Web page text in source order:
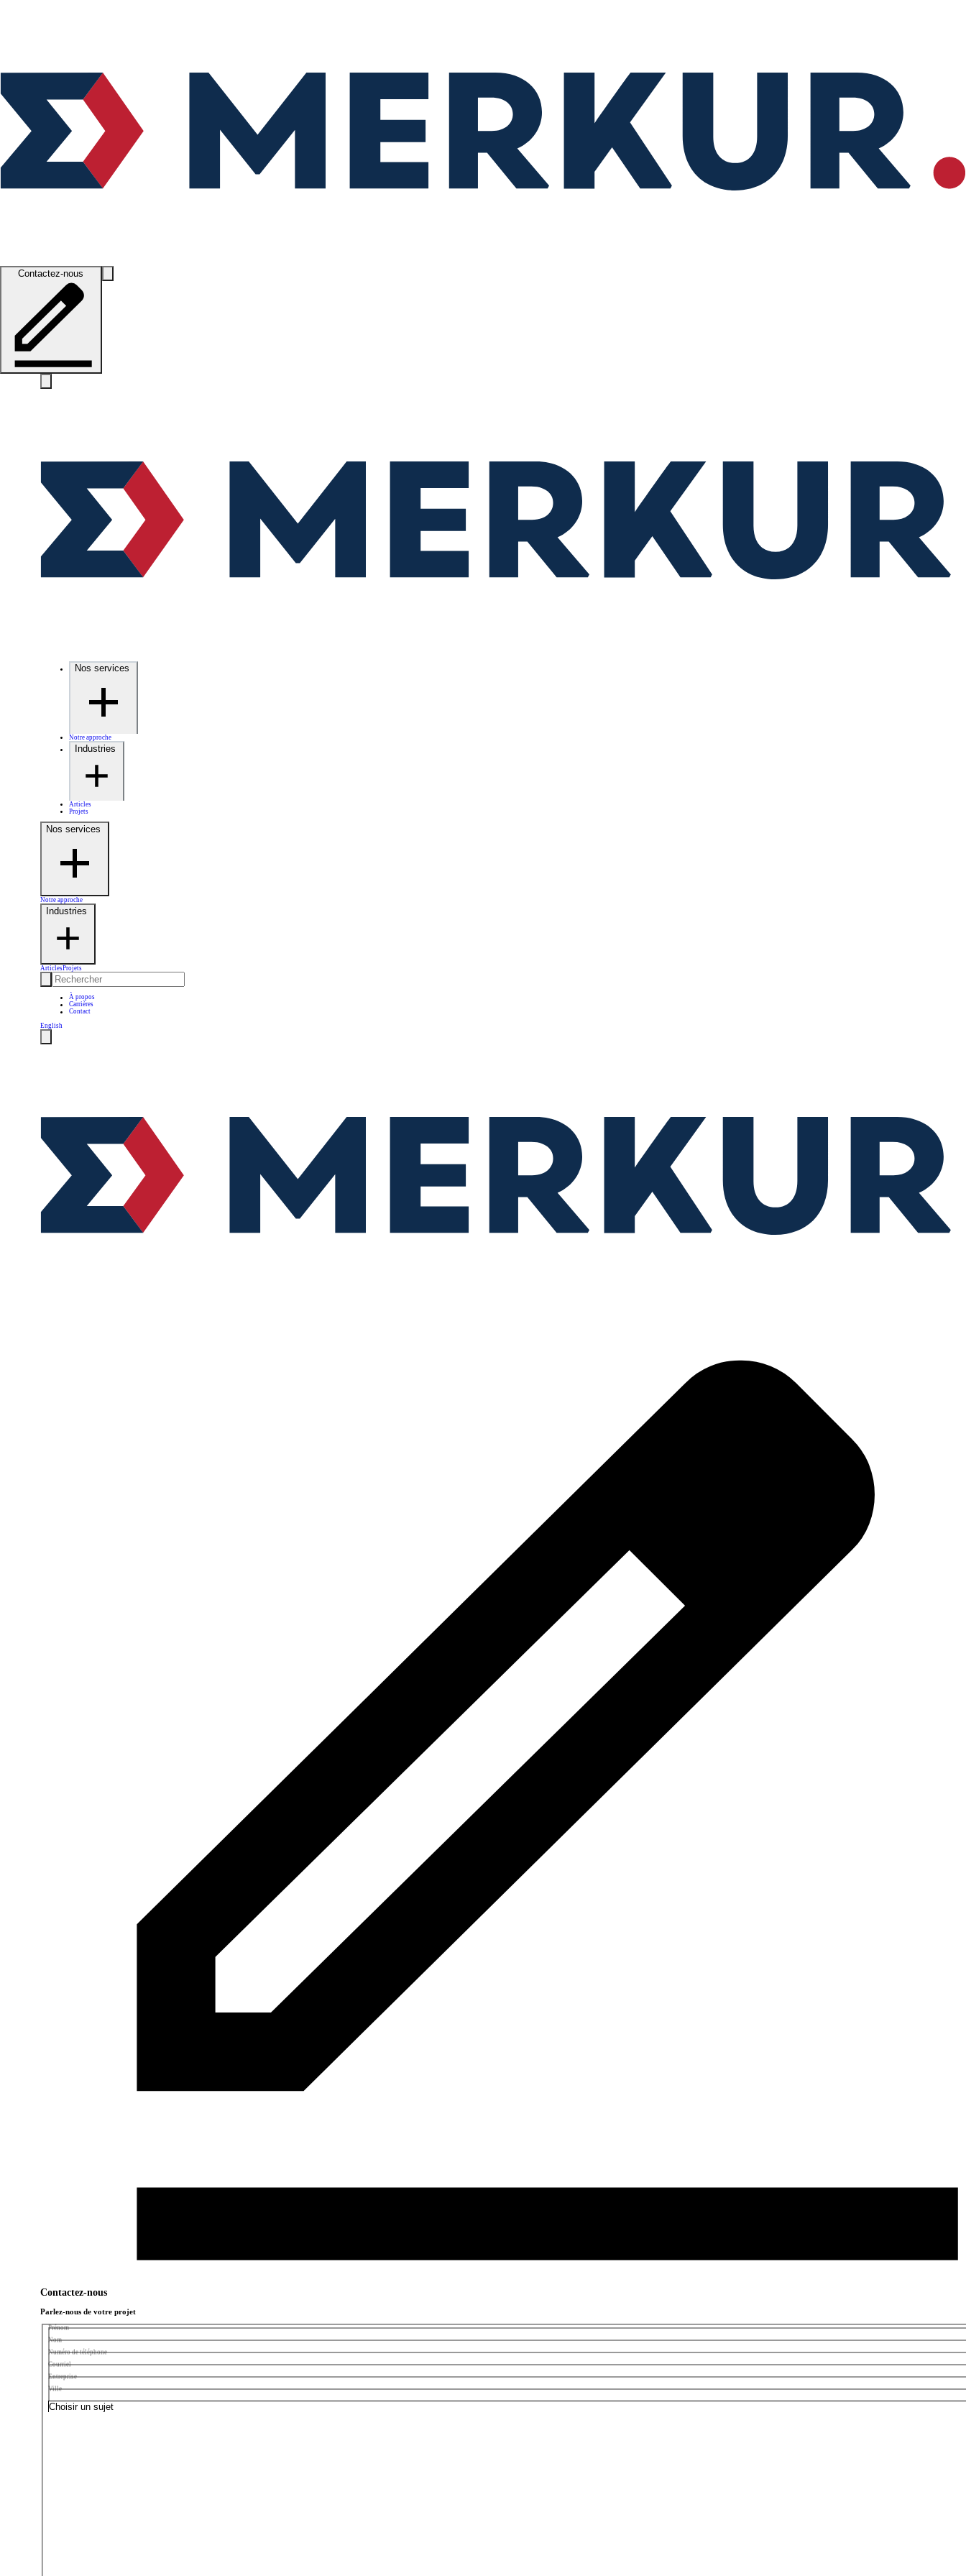
Contactez-nous
Nos services
Notre approche
Industries
Articles
Projets
Nos services
Notre approche
Industries
ArticlesProjets
À propos
Carrières
Contact
English
Contactez-nous
Parlez-nous de votre projet
Prénom
Nom
Numéro de téléphone
Courriel
Entreprise
Ville